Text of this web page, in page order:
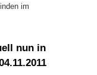
im
nun in